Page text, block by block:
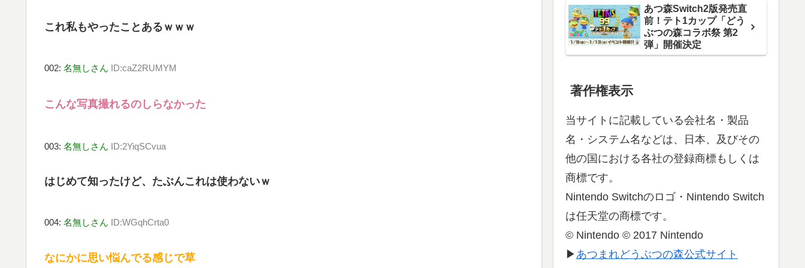
これ私もやったことあるｗｗｗ
002: 名無しさん ID:caZ2RUMYM
こんな写真撮れるのしらなかった
003: 名無しさん ID:2YiqSCvua
はじめて知ったけど、たぶんこれは使わないｗ
004: 名無しさん ID:WGqhCrta0
なにかに思い悩んでる感じで草
あつ森Switch2版発売直
前！テト1カップ「どう
ぶつの森コラボ祭 第2
弾」開催決定
著作権表示
当サイトに記載している会社名・製品
名・システム名などは、日本、及びその
他の国における各社の登録商標もしくは
商標です。
Nintendo Switchのロゴ・Nintendo Switch
は任天堂の商標です。
© Nintendo © 2017 Nintendo
▶ あつまれどうぶつの森公式サイト